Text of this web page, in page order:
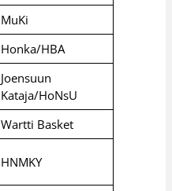
MuKi
Honka/HBA
Joensuun
Kataja/HoNsU
Wartti Basket
HNMKY